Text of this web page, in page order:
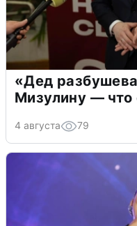
«Дед
Мизулину — что
4 августа 79